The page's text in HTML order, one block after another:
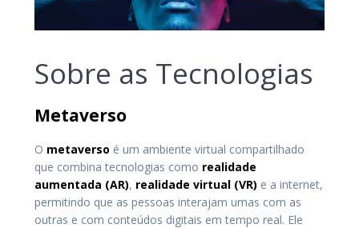
Sobre as Tecnologias
Metaverso
O metaverso é um ambiente virtual compartilhado
que combina tecnologias como realidade
aumentada (AR), realidade virtual (VR) e a internet,
permitindo que as pessoas interajam umas com as
outras e com conteúdos digitais em tempo real. Ele